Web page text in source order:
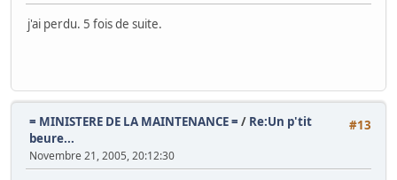
j'ai perdu. 5 fois de suite.
#13
= MINISTERE DE LA MAINTENANCE = / Re:Un p'tit
beure...
Novembre 21, 2005, 20:12:30